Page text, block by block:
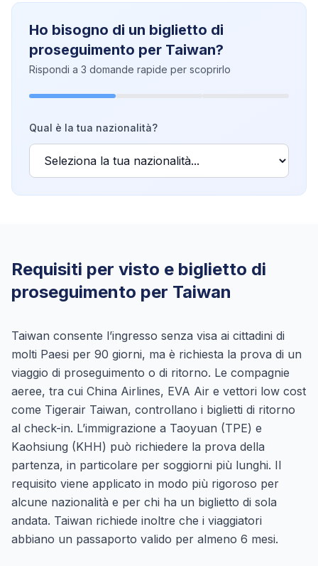
Ho bisogno di un biglietto di
proseguimento per Taiwan?
Rispondi a 3 domande rapide per scoprirlo
Qual è la tua nazionalità?
Requisiti per visto e biglietto di
proseguimento per Taiwan
Taiwan consente l’ingresso senza visa ai cittadini di
molti Paesi per 90 giorni, ma è richiesta la prova di un
viaggio di proseguimento o di ritorno. Le compagnie
aeree, tra cui China Airlines, EVA Air e vettori low cost
come Tigerair Taiwan, controllano i biglietti di ritorno
al check-in. L’immigrazione a Taoyuan (TPE) e
Kaohsiung (KHH) può richiedere la prova della
partenza, in particolare per soggiorni più lunghi. Il
requisito viene applicato in modo più rigoroso per
alcune nazionalità e per chi ha un biglietto di sola
andata. Taiwan richiede inoltre che i viaggiatori
abbiano un passaporto valido per almeno 6 mesi.